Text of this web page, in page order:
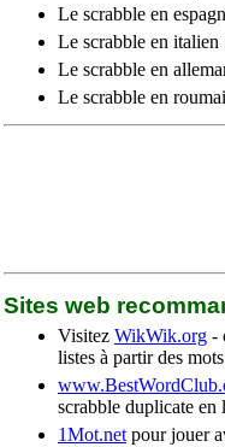
Le scrabble en
Le scrabble en italien
Le scrabble en
Le scrabble en
Sites web
Visitez WikWik.org -
listes à partir des
scrabble duplicate en
1Mot.net pour jouer